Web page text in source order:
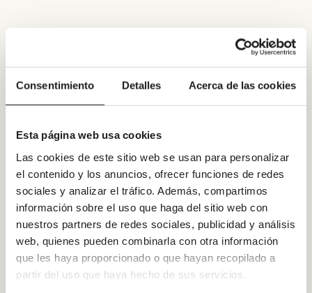
Consentimiento Detalles Acerca de las cookies
Esta página web usa cookies
Las cookies de este sitio web se usan para personalizar
el contenido y los anuncios, ofrecer funciones de redes
sociales y analizar el tráfico. Además, compartimos
información sobre el uso que haga del sitio web con
nuestros partners de redes sociales, publicidad y análisis
web, quienes pueden combinarla con otra información
que les haya proporcionado o que hayan recopilado a
partir del uso que haya hecho de sus servicios.